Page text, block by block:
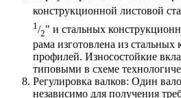
конструкционной листовой
1 /2" и стальных
рама изготовлена ​​из
профилей. Износостойкие
типовыми в схеме
Регулировка валков: Один
независимо для получения